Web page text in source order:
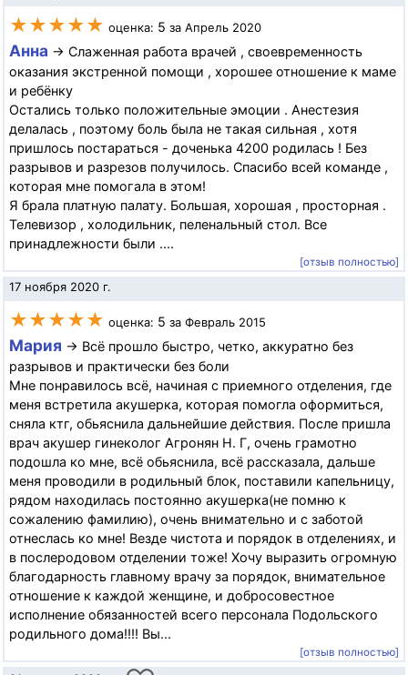
★★★★★ оценка: 5 за Апрель 2020
Анна → Слаженная работа врачей , своевременность
оказания экстренной помощи , хорошее отношение к маме
и ребёнку
Остались только положительные эмоции . Анестезия
делалась , поэтому боль была не такая сильная , хотя
пришлось постараться - доченька 4200 родилась ! Без
разрывов и разрезов получилось. Спасибо всей команде ,
которая мне помогала в этом!
Я брала платную палату. Большая, хорошая , просторная .
Телевизор , холодильник, пеленальный стол. Все
принадлежности были ....
[отзыв полностью]
17 ноября 2020 г.
★★★★★ оценка: 5 за Февраль 2015
Мария → Всё прошло быстро, четко, аккуратно без
разрывов и практически без боли
Мне понравилось всё, начиная с приемного отделения, где
меня встретила акушерка, которая помогла оформиться,
сняла ктг, обьяснила дальнейшие действия. После пришла
врач акушер гинеколог Агронян Н. Г, очень грамотно
подошла ко мне, всё обьяснила, всё рассказала, дальше
меня проводили в родильный блок, поставили капельницу,
рядом находилась постоянно акушерка(не помню к
сожалению фамилию), очень внимательно и с заботой
отнеслась ко мне! Везде чистота и порядок в отделениях, и
в послеродовом отделении тоже! Хочу выразить огромную
благодарность главному врачу за порядок, внимательное
отношение к каждой женщине, и добросовестное
исполнение обязанностей всего персонала Подольского
родильного дома!!!! Вы...
[отзыв полностью]